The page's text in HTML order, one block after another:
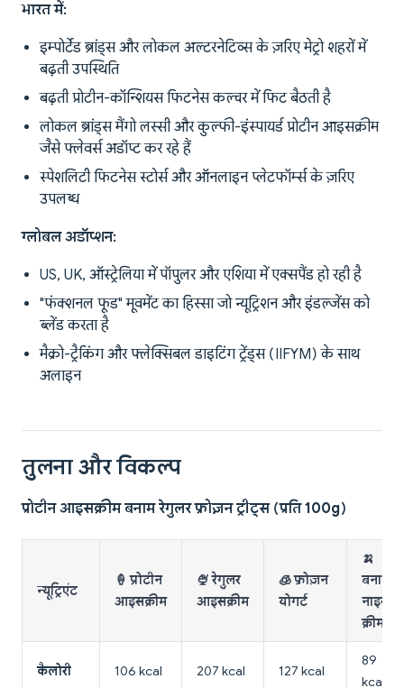
भारत में:
इम्पोर्टेड ब्रांड्स और लोकल अल्टरनेटिव्स के ज़रिए मेट्रो शहरों में
बढ़ती उपस्थिति
बढ़ती प्रोटीन-कॉन्शियस फिटनेस कल्चर में फिट बैठती है
लोकल ब्रांड्स मैंगो लस्सी और कुल्फी-इंस्पायर्ड प्रोटीन आइसक्रीम
जैसे फ्लेवर्स अडॉप्ट कर रहे हैं
स्पेशलिटी फिटनेस स्टोर्स और ऑनलाइन प्लेटफॉर्म्स के ज़रिए
उपलब्ध
ग्लोबल अडॉप्शन:
US, UK, ऑस्ट्रेलिया में पॉपुलर और एशिया में एक्सपैंड हो रही है
"फंक्शनल फूड" मूवमेंट का हिस्सा जो न्यूट्रिशन और इंडल्जेंस को
ब्लेंड करता है
मैक्रो-ट्रैकिंग और फ्लेक्सिबल डाइटिंग ट्रेंड्स (IIFYM) के साथ
अलाइन
तुलना और विकल्प
प्रोटीन आइसक्रीम बनाम रेगुलर फ्रोज़न ट्रीट्स (प्रति 100g)
न्यूट्रिएंट
🍦 प्रोटीन
आइसक्रीम
🍨 रेगुलर
आइसक्रीम
🧊 फ्रोज़न
योगर्ट
🍌
बनाना
नाइस
क्रीम
कैलोरी 106 kcal 207 kcal 127 kcal
89
kcal